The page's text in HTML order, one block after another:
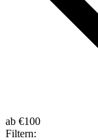
ab €100
Filtern: